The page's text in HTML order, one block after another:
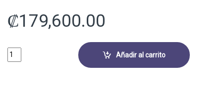
₡179,600.00
ENFRIAMIENTO LIQUIDO RGB ASUS ROG STRIX LC III 360 ARGB AIO
Añadir al carrito